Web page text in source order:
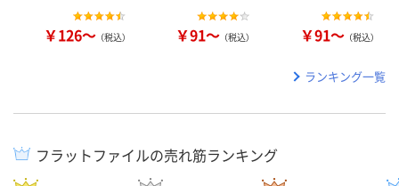
￥126～ （税込） ￥91～ （税込） ￥91～ （税込）
ランキング一覧
フラットファイルの売れ筋ランキング